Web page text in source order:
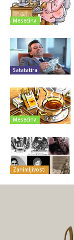
Mesečina
Satatatira
Mesečina
Zanimljivosti